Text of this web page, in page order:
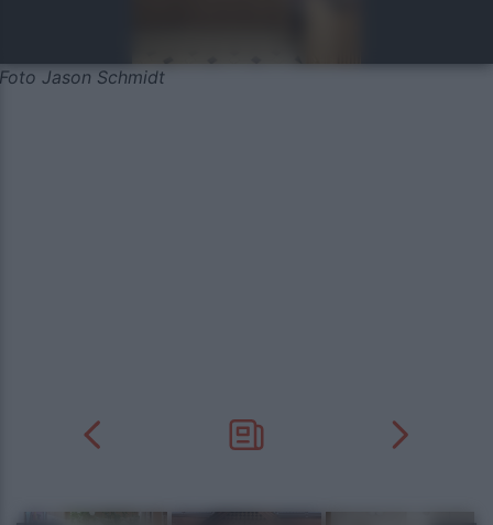
Foto Jason Schmidt